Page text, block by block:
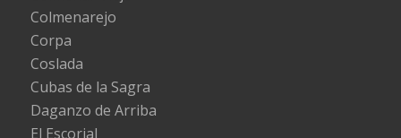
Colmenarejo
Corpa
Coslada
Cubas de la Sagra
Daganzo de Arriba
El Escorial